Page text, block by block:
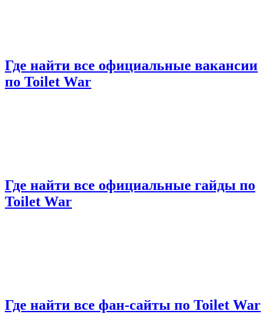
Где найти все официальные вакансии
по Toilet War
Где найти все официальные гайды по
Toilet War
Где найти все фан-сайты по Toilet War